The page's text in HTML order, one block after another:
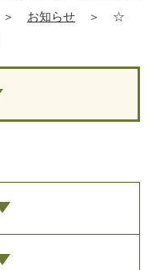
＞ お知らせ ＞
☆